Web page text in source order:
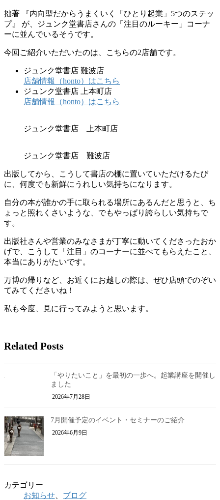
拙著 『内向型だからうまくいく「ひとり起業」5つのステッ
プ』 が、ジュンク堂書店さんの「注目のルーキー」コーナ
ーに並んでいるそうです。
今回ご紹介いただいたのは、こちらの2店舗です。
ジュンク堂書店 難波店
店舗情報（honto）はこちら
ジュンク堂書店 上本町店
店舗情報（honto）はこちら
ジュンク堂書店 上本町店
ジュンク堂書店 難波店
出版してから、こうして書店の棚に置いていただけるたび
に、何度でも新鮮にうれしい気持ちになります。
自分の本が誰かの手に取られる場所にあるんだと思うと、ち
ょっと照れくさいような、でもやっぱり誇らしい気持ちで
す。
出版社さんや営業のみなさまが丁寧に動いてくださったおか
げで、こうして「注目」のコーナーに並べてもらえたこと、
本当にありがたいです。
万博の帰りなど、お近くにお越しの際は、ぜひ店頭でのぞい
てみてくださいね！
私も今度、見に行ってみようと思います。
Related Posts
「やりたいこと」を最初の一歩へ。起業講座を開催し
ました
2026年7月28日
7月開催予定のイベント・セミナーのご紹介
2026年6月9日
カテゴリー
お知らせ、 ブログ